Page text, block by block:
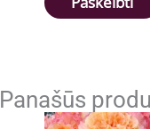
Panašūs